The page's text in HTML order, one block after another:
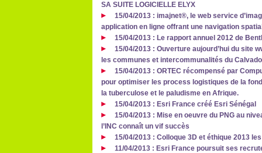
SA SUITE LOGICIELLE ELYX
15/04/2013 : imajnet®, le web service
application en ligne offrant une navigation
15/04/2013 : Le rapport annuel 2012 de
15/04/2013 : Ouverture aujourd’hui du site
les communes et intercommunalités du
15/04/2013 : ORTEC récompensé par
pour optimiser les process logistiques de la
la tuberculose et le paludisme en Afrique.
15/04/2013 : Esri France créé Esri Sénégal
15/04/2013 : Mise en oeuvre du PNG au
l’INC connaît un vif succès
15/04/2013 : Colloque 3D et éthique 2013
11/04/2013 : Esri France poursuit ses